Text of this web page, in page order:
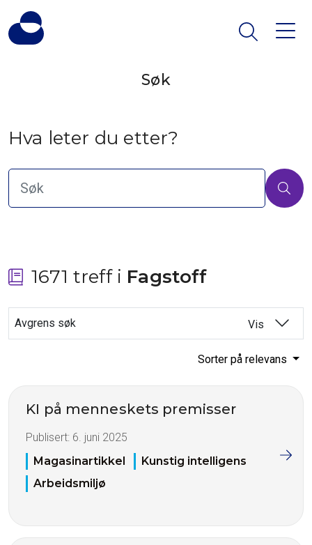
Søk
Hva leter du etter?
1671 treff i Fagstoff
Avgrens søk Vis
Sorter på relevans
KI på menneskets premisser
Publisert: 6. juni 2025
Magasinartikkel
Kunstig intelligens
Arbeidsmiljø